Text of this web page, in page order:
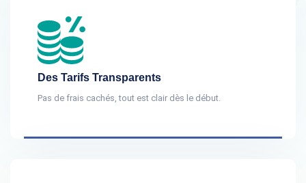
Des Tarifs Transparents
Pas de frais cachés, tout est clair dès le début.